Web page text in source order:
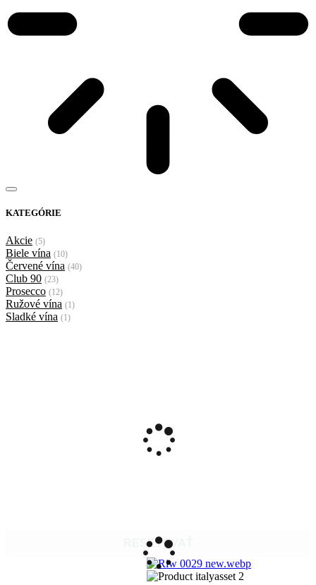
KATEGÓRIE
Akcie (5)
Biele vína (10)
Červené vína (40)
Club 90 (23)
Prosecco (12)
Ružové vína (1)
Sladké vína (1)
RESETOVAŤ